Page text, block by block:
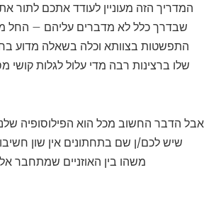
המדריך הזה מעוניין לעודד אתכם לתור
שבדרך כלל לא מדברים עליהם – החל
התפשטות בצוותא וכלה בשאלה מדוע
שלו ברצינות רבה מדי עלול לגלות קושי
אבל הדבר החשוב מכל הוא הפילוסופיה
שיש לכם/ן שם בתחתונים אין שון
משהו בין האוזניים שמתחבר